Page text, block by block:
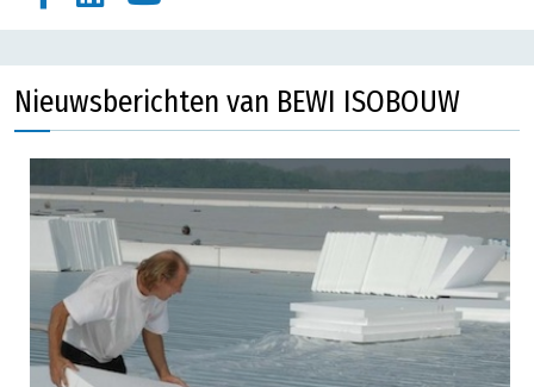
Nieuwsberichten van BEWI ISOBOUW